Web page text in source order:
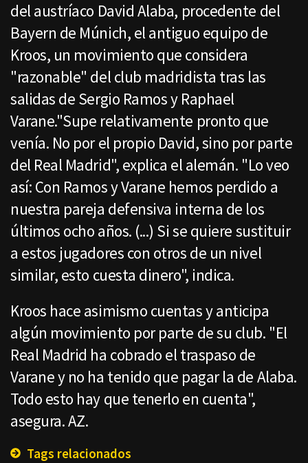
del austríaco David Alaba, procedente del
Bayern de Múnich, el antiguo equipo de
Kroos, un movimiento que considera
"razonable" del club madridista tras las
salidas de Sergio Ramos y Raphael
Varane."Supe relativamente pronto que
venía. No por el propio David, sino por parte
del Real Madrid", explica el alemán. "Lo veo
así: Con Ramos y Varane hemos perdido a
nuestra pareja defensiva interna de los
últimos ocho años. (...) Si se quiere sustituir
a estos jugadores con otros de un nivel
similar, esto cuesta dinero", indica.
Kroos hace asimismo cuentas y anticipa
algún movimiento por parte de su club. "El
Real Madrid ha cobrado el traspaso de
Varane y no ha tenido que pagar la de Alaba.
Todo esto hay que tenerlo en cuenta",
asegura. AZ.
Tags relacionados